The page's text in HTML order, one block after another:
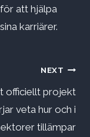
att hjälpa
karriärer.
NEXT
officiellt projekt
veta hur och i
tillämpar